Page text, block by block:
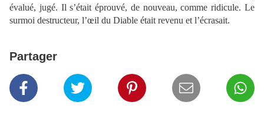
évalué, jugé. Il s’était éprouvé, de nouveau, comme ridicule. Le
surmoi destructeur, l’œil du Diable était revenu et l’écrasait.
Partager